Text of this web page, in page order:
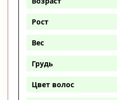
Рост
Вес
Грудь
Цвет волос